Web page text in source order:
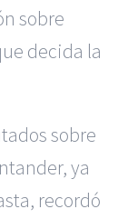
sobre
decida la
sobre
ya
recordó